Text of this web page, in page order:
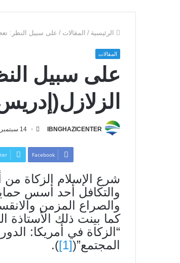
الرئيسية / المقالات / على سبيل النظر:
المقالات
على سبيل
IBNGHAZICENTER 14 سبتمبر، 2023
Facebook
شرع الإسلام الزكاة
والتكافل أحد أسس
والصراع المزمن
كما بينت ذلك الأستاذة
“الزكاة في أمريكا:
المجتمع”([1]
).